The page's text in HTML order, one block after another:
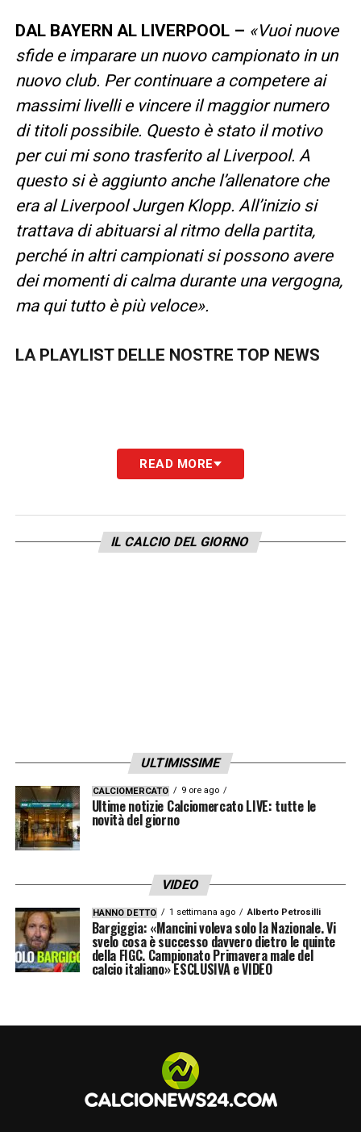
DAL BAYERN AL LIVERPOOL – «Vuoi nuove
sfide e imparare un nuovo campionato in un
nuovo club. Per continuare a competere ai
massimi livelli e vincere il maggior numero
di titoli possibile. Questo è stato il motivo
per cui mi sono trasferito al Liverpool. A
questo si è aggiunto anche l’allenatore che
era al Liverpool Jurgen Klopp. All’inizio si
trattava di abituarsi al ritmo della partita,
perché in altri campionati si possono avere
dei momenti di calma durante una vergogna,
ma qui tutto è più veloce».
LA PLAYLIST DELLE NOSTRE TOP NEWS
READ MORE
IL CALCIO DEL GIORNO
ULTIMISSIME
CALCIOMERCATO 9 ore ago
Ultime notizie Calciomercato LIVE: tutte le
novità del giorno
VIDEO
HANNO DETTO 1 settimana ago Alberto Petrosilli
Bargiggia: «Mancini voleva solo la Nazionale. Vi
svelo cosa è successo davvero dietro le quinte
della FIGC. Campionato Primavera male del
calcio italiano» ESCLUSIVA e VIDEO